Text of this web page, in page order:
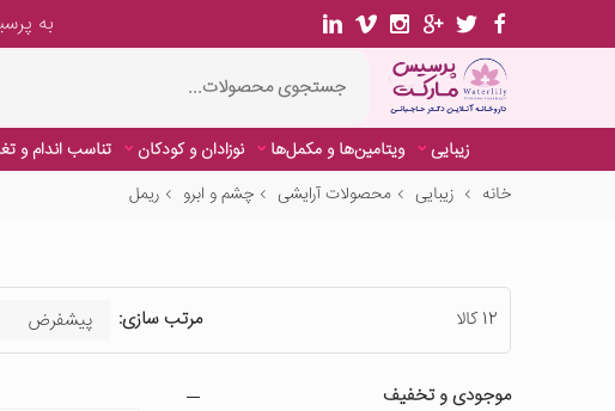
به
زیبایی ویتامین‌ها و مکمل‌ها نوزادان و کودکان تناسب اندام و
خانه
زیبایی محصولات آرایشی چشم و ابرو ریمل
12 کالا مرتب سازی:
موجودی و تخفیف